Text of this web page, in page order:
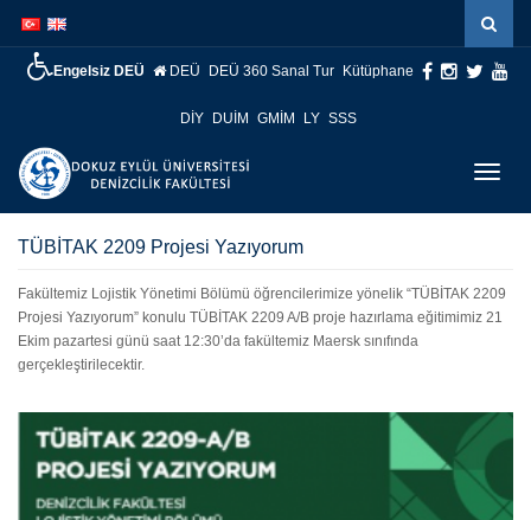
atla
atla
Engelsiz DEÜ DEÜ DEÜ 360 Sanal Tur Kütüphane
DİY DUİM GMİM LY SSS
TÜBİTAK 2209 Projesi Yazıyorum
Fakültemiz Lojistik Yönetimi Bölümü öğrencilerimize yönelik “TÜBİTAK 2209
Projesi Yazıyorum” konulu TÜBİTAK 2209 A/B proje hazırlama eğitimimiz 21
Ekim pazartesi günü saat 12:30’da fakültemiz Maersk sınıfında
gerçekleştirilecektir.